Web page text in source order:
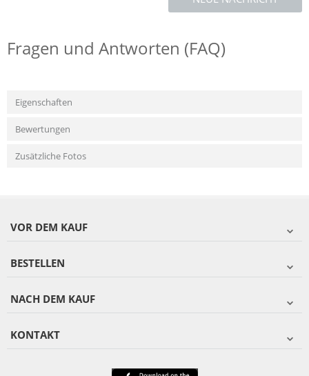
Fragen und Antworten (FAQ)
Eigenschaften
Bewertungen
Zusätzliche Fotos
VOR DEM KAUF
BESTELLEN
NACH DEM KAUF
KONTAKT